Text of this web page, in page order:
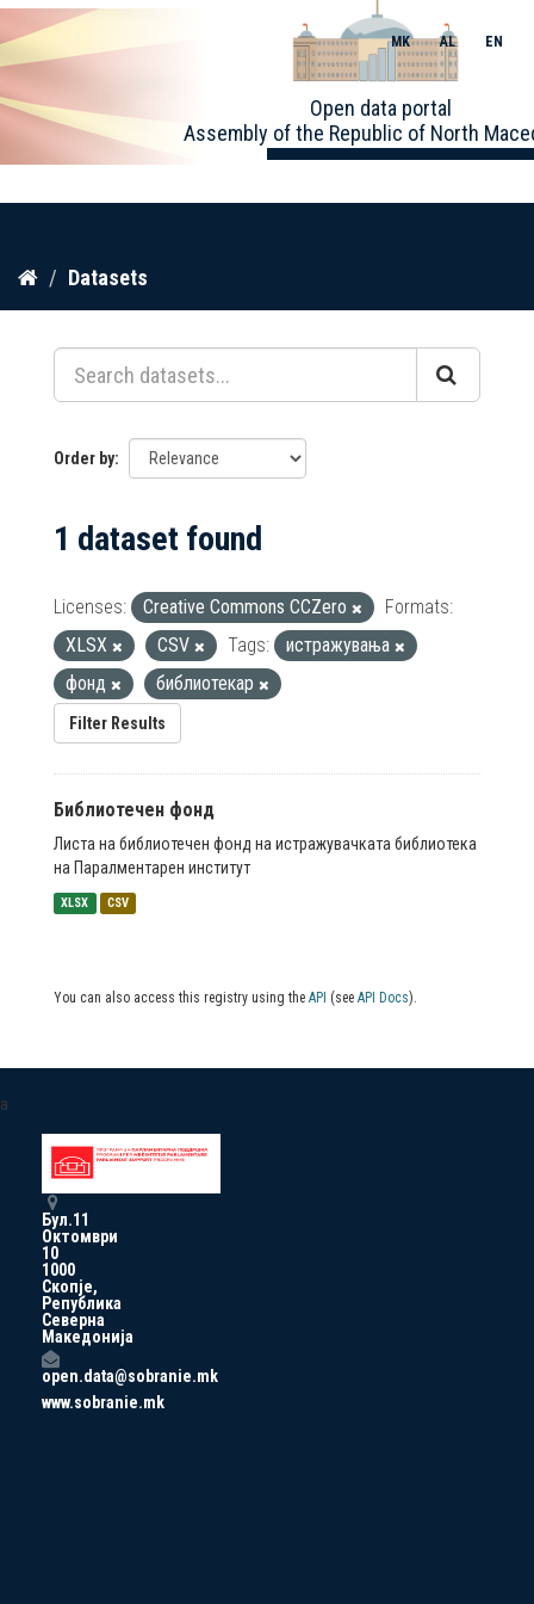
Skip
content
Open data portal
Assembly of the Republic of North
MK AL EN
Datasets
Order by
1 dataset found
Licenses: Creative Commons CCZero
Formats:
XLSX
CSV Tags:
истражувања
фонд
библиотекар
Filter Results
Библиотечен фонд
Листа на библиотечен фонд на истражувачката библиотека
на Паралментарен институт
XLSX CSV
You can also access this registry using the API (see API Docs).
a
Бул.11
Октомври
10
1000
Скопје,
Република
Северна
Македонија
open.data@sobranie.mk
www.sobranie.mk